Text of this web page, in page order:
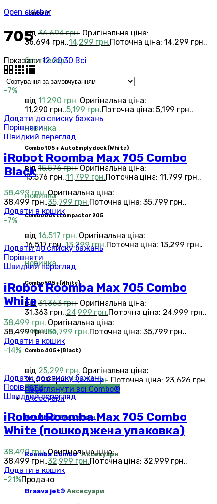
combo j7
від 36,694грн. Оригінальна ціна:
36,694 грн..14,299 грн.Поточна ціна: 14,299 грн..
бестселер
combo
від 11,290грн. Оригінальна ціна:
11,290 грн..5,199 грн.Поточна ціна: 5,199 грн..
новинка
Combo 105 + AutoEmply dock (White)
від 15,576грн. Оригінальна ціна:
15,576 грн..11,799 грн.Поточна ціна: 11,799 грн..
новинка
Combo DustCompactor 205
від 16,517грн. Оригінальна ціна:
16,517 грн..13,299грн.Поточна ціна: 13,299 грн..
новинка
Сombo 505+(White)
від31,363грн. Оригінальна ціна:
31,363 грн..24,999 грн.Поточна ціна: 24,999 грн..
новинка
Сombo 405+(Black)
від 25,299грн. Оригінальна ціна:
25,299 грн..23,626грн.Поточна ціна: 23,626 грн..
Переглянути всі Combo®
Аксесуари
Roomba®Аксесуари
Roomba Combo™Аксесуари
Braava jet® Аксесуари
Open sidebar
705
Показати122030 Всі
-7%
Додати до списку бажань
Порівняти
Швидкий перегляд
iRobot Roomba Max 705 Combo
Black
38,499грн. Оригінальна ціна:
38,499 грн..35,799 грн.Поточна ціна: 35,799 грн..
Додати в кошик
-7%
Додати до списку бажань
Порівняти
Швидкий перегляд
iRobot Roomba Max 705 Combo
White
38,499грн. Оригінальна ціна:
38,499 грн..35,799 грн.Поточна ціна: 35,799 грн..
Додати в кошик
-14%
Додати до списку бажань
Порівняти
Швидкий перегляд
iRobot Roomba Max 705 Combo
White (пошкоджена упаковка)
38,499грн. Оригінальна ціна:
38,499 грн..32,999 грн.Поточна ціна: 32,999 грн..
Додати в кошик
-21%Продано